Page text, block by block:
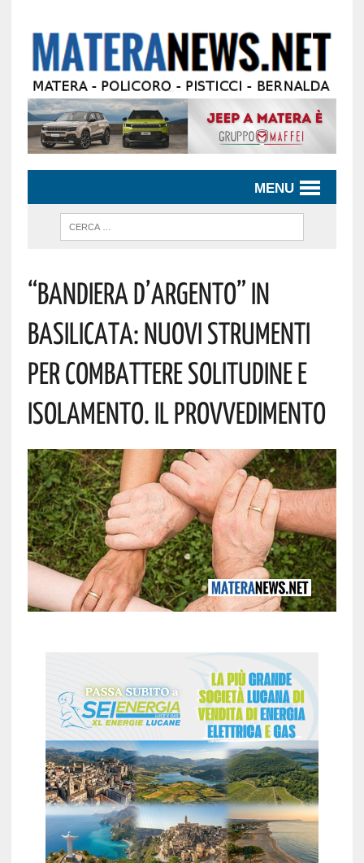
MENU
“Bandiera D’Argento” In
Basilicata: Nuovi Strumenti
Per Combattere Solitudine E
Isolamento. Il Provvedimento